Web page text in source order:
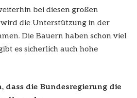
bei diesen großen
die Unterstützung in der
Die Bauern haben schon viel
es sicherlich auch hohe
dass die Bundesregierung die